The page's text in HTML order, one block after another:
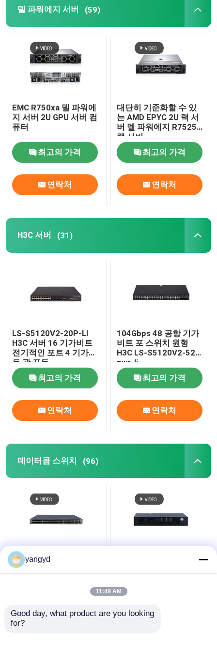
랙 스토리지 서버
데이터콤 스위치
WLAN 장치
현명한 무선 라우터
내부 하드 드라이브 SSD
지포스 그래픽 카드
서버 메모리 램
재공급된 스토리지 서버
SFP 송수신기 모듈
델 파워에지 서버 (59)
EMC R750xa 델 파워에
지 서버 2U GPU 서버 컴
퓨터
최고의 가격
연락처
대단히 기준화할 수 있
는 AMD EPYC 2U 랙 서
버 델 파워에지 R7525
랙 서버
최고의 가격
연락처
H3C 서버 (31)
LS-S5120V2-20P-LI
H3C 서버 16 기가비트
전기적인 포트 4 기가비
트 광 포트
최고의 가격
연락처
104Gbps 48 공항 기가
비트 포 스위치 원형
H3C LS-S5120V2-52P-
pwr-li
최고의 가격
연락처
데이터콤 스위치 (96)
클라우드엔진 S5731 Ｈ
스위치 POE++ 44xGE
SFP PoE+ 데이터콤은 8
엔진 S5731 Ｌ를 바꿉
니다
yangyd
11:49 AM
Good day, what product are you looking
for?